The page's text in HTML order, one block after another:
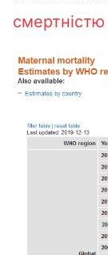
смертністю